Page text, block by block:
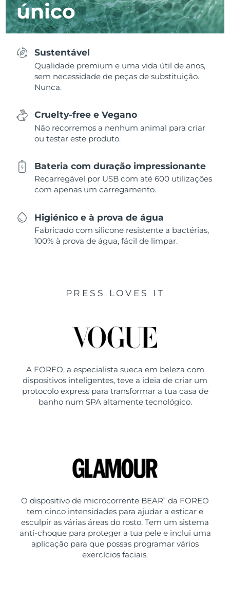
único
Sustentável
Qualidade premium e uma vida útil de anos,
sem necessidade de peças de substituição.
Nunca.
Cruelty-free e Vegano
Não recorremos a nenhum animal para criar
ou testar este produto.
Bateria com duração impressionante
Recarregável por USB com até 600 utilizações
com apenas um carregamento.
Higiénico e à prova de água
Fabricado com silicone resistente a bactérias,
100% à prova de água, fácil de limpar.
PRESS LOVES IT
A FOREO, a especialista sueca em beleza com
dispositivos inteligentes, teve a ideia de criar um
protocolo express para transformar a tua casa de
banho num SPA altamente tecnológico.
O dispositivo de microcorrente BEAR ™
da FOREO
tem cinco intensidades para ajudar a esticar e
esculpir as várias áreas do rosto. Tem um sistema
anti-choque para proteger a tua pele e inclui uma
aplicação para que possas programar vários
exercícios faciais.